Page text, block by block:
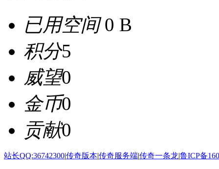
已用空间0 B
积分5
威望0
金币0
贡献0
站长QQ:36742300|传奇版本|传奇服务端|传奇一条龙|鲁ICP备